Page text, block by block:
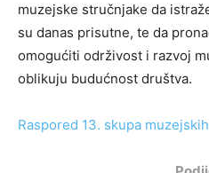
muzejske stručnjake da
su danas prisutne, te da
omogućiti održivost i razvoj
oblikuju budućnost društva.
Raspored 13. skupa